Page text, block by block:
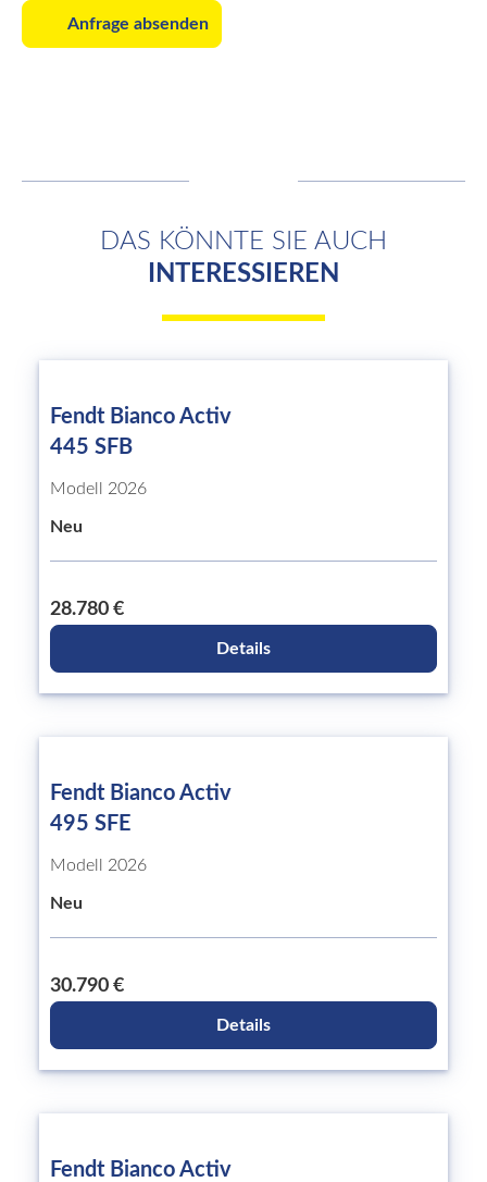
Anfrage absenden
DAS KÖNNTE SIE AUCH
INTERESSIEREN
Fendt Bianco Activ
445 SFB
Modell 2026
Neu
28.780 €
Details
Fendt Bianco Activ
495 SFE
Modell 2026
Neu
30.790 €
Details
Fendt Bianco Activ